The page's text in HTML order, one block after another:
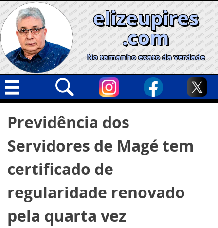
Skip
to
content
elizeupires
.com
No tamanho exato da verdade
Geral
Cidades
Política
Opinião
Informe especial
por:
Previdência dos
Servidores de Magé tem
certificado de
regularidade renovado
pela quarta vez